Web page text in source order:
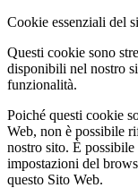
Cookie essenziali del
Questi cookie sono
disponibili nel nostro
funzionalità.
Poiché questi cookie
Web, non è possibile
nostro sito. È
impostazioni del
questo Sito Web.